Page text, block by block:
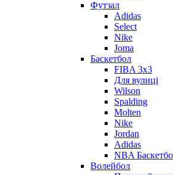
Футзал
Adidas
Select
Nike
Joma
Баскетбол
FIBA 3x3
Для вулиці
Wilson
Spalding
Molten
Nike
Jordan
Adidas
NBA
Волейбол